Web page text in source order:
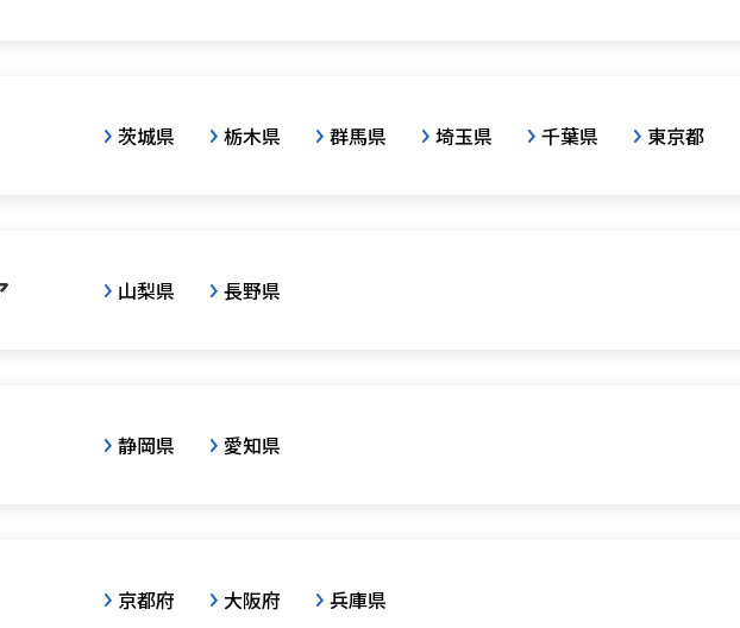
茨城県 栃木県 群馬県 埼玉県 千葉県 東京都
山梨県 長野県
静岡県 愛知県
京都府 大阪府 兵庫県